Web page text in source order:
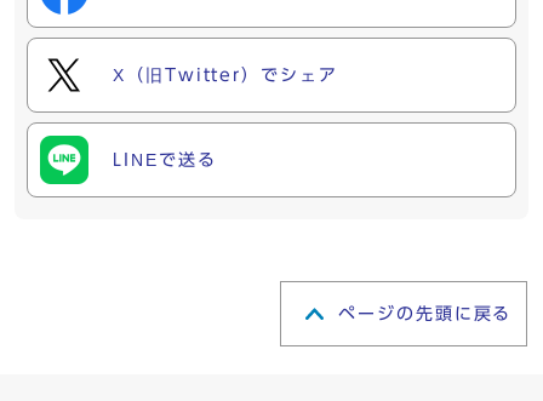
X（旧Twitter）でシェア
LINEで送る
ページの先頭に戻る